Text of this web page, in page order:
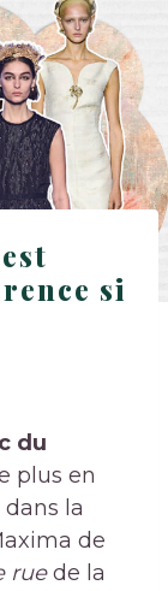
si
du
plus en
la
de
ruede la